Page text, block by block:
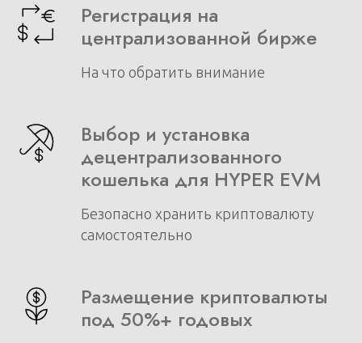
Регистрация на
централизованной бирже
На что обратить внимание
Выбор и установка
децентрализованного
кошелька для HYPER EVM
Безопасно хранить криптовалюту
самостоятельно
Размещение криптовалюты
под 50%+ годовых